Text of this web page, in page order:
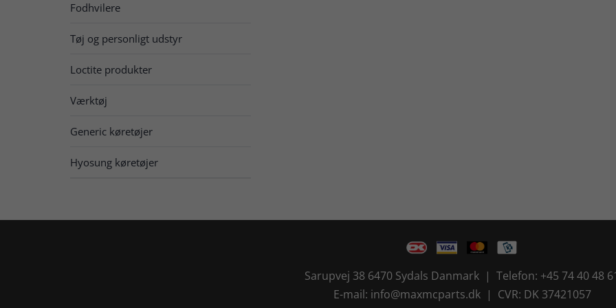
Fodhvilere
Tøj og personligt udstyr
Loctite produkter
Værktøj
Generic køretøjer
Hyosung køretøjer
Sarupvej 38 6470 Sydals Danmark | Telefon: +45 74 40 48
E-mail: info@maxmcparts.dk | CVR: DK 37421057